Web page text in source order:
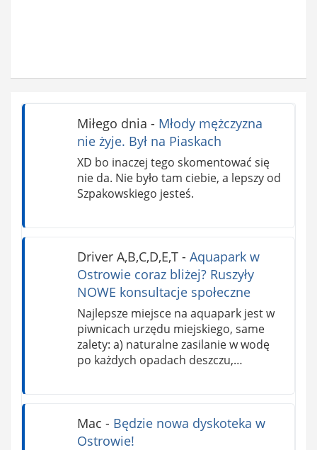
Miłego dnia - Młody mężczyzna
nie żyje. Był na Piaskach
XD bo inaczej tego skomentować się
nie da. Nie było tam ciebie, a lepszy od
Szpakowskiego jesteś.
Driver A,B,C,D,E,T- Aquapark w
Ostrowie coraz bliżej? Ruszyły
NOWE konsultacje społeczne
Najlepsze miejsce na aquapark jest w
piwnicach urzędu miejskiego, same
zalety: a) naturalne zasilanie w wodę
po każdych opadach deszczu,…
Mac - Będzie nowa dyskoteka w
Ostrowie!